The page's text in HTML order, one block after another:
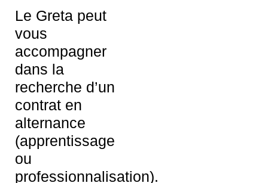
Le Greta peut
vous
accompagner
dans la
recherche d’un
contrat en
alternance
(apprentissage
ou
professionnalisation).